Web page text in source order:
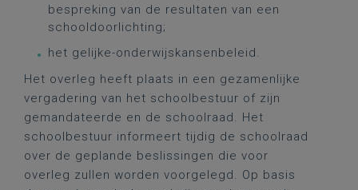
bespreking van de resultaten van een
schooldoorlichting;
het gelijke-onderwijskansenbeleid.
Het overleg heeft plaats in een gezamenlijke
vergadering van het schoolbestuur of zijn
gemandateerde en de schoolraad. Het
schoolbestuur informeert tijdig de schoolraad
over de geplande beslissingen die voor
overleg zullen worden voorgelegd. Op basis